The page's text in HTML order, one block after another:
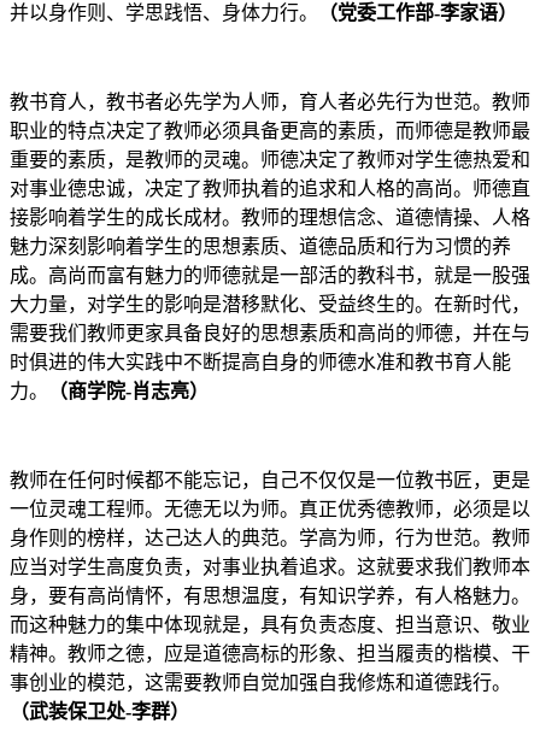
并以身作则、学思践悟、身体力行。
（党委工作部-李家语）
教书育人，教书者必先学为人师，育人者必先行为世范。教师
职业的特点决定了教师必须具备更高的素质，而师德是教师最
重要的素质，是教师的灵魂。师德决定了教师对学生德热爱和
对事业德忠诚，决定了教师执着的追求和人格的高尚。师德直
接影响着学生的成长成材。教师的理想信念、道德情操、人格
魅力深刻影响着学生的思想素质、道德品质和行为习惯的养
成。高尚而富有魅力的师德就是一部活的教科书，就是一股强
大力量，对学生的影响是潜移默化、受益终生的。在新时代，
需要我们教师更家具备良好的思想素质和高尚的师德，并在与
时俱进的伟大实践中不断提高自身的师德水准和教书育人能
力。
（商学院-肖志亮）
教师在任何时候都不能忘记，自己不仅仅是一位教书匠，更是
一位灵魂工程师。无德无以为师。真正优秀德教师，必须是以
身作则的榜样，达己达人的典范。学高为师，行为世范。教师
应当对学生高度负责，对事业执着追求。这就要求我们教师本
身，要有高尚情怀，有思想温度，有知识学养，有人格魅力。
而这种魅力的集中体现就是，具有负责态度、担当意识、敬业
精神。教师之德，应是道德高标的形象、担当履责的楷模、干
事创业的模范，这需要教师自觉加强自我修炼和道德践行。
（武装保卫处-李群）